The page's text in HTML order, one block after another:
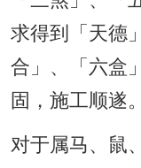
求得到「天德
合」、「六盒
固，施工顺遂。
对于属马、鼠